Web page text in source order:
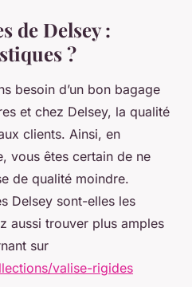
de Delsey :
?
besoin d’un bon bagage
et chez Delsey, la qualité
clients. Ainsi, en
vous êtes certain de ne
de qualité moindre.
Delsey sont-elles les
aussi trouver plus amples
sur
valise-rigides